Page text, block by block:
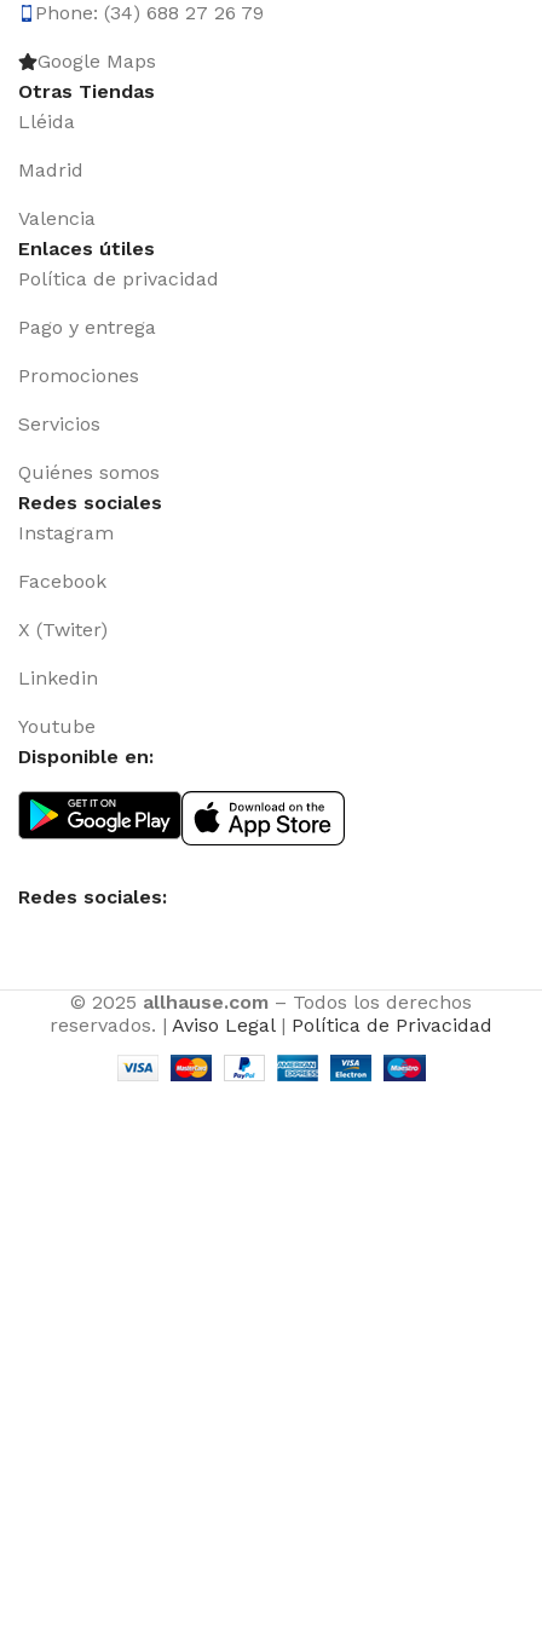
Phone: (34) 688 27 26 79
Google Maps
Otras Tiendas
Lléida
Madrid
Valencia
Enlaces útiles
Política de privacidad
Pago y entrega
Promociones
Servicios
Quiénes somos
Redes sociales
Instagram
Facebook
X (Twiter)
Linkedin
Youtube
Disponible en:
Redes sociales:
© 2025 allhause.com – Todos los derechos
reservados. | Aviso Legal| Política de Privacidad